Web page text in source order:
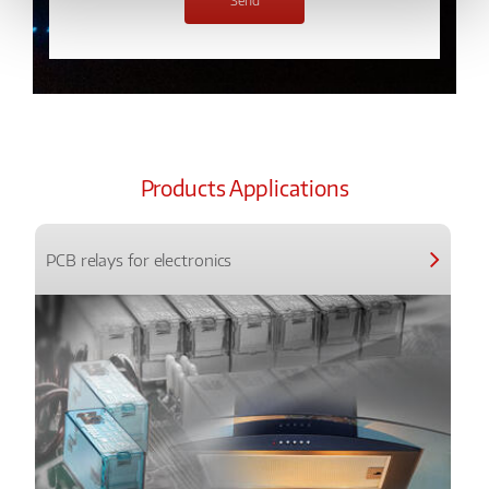
Products Applications
PCB relays for electronics